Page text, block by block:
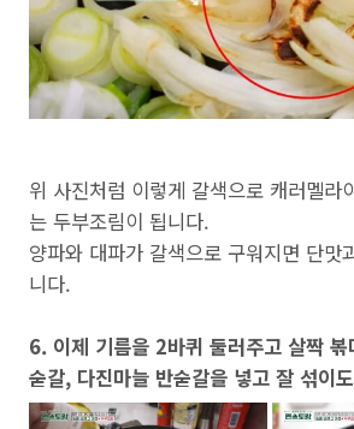
위 사진처럼 이렇게 갈색으로 캐러멜라
는 두부조림이 됩니다.
양파와 대파가 갈색으로 구워지면 단맛
니다.
6. 이제 기름을 2바퀴 둘러주고 살짝
숟갈, 다진마늘 반숟갈을 넣고 잘 섞이